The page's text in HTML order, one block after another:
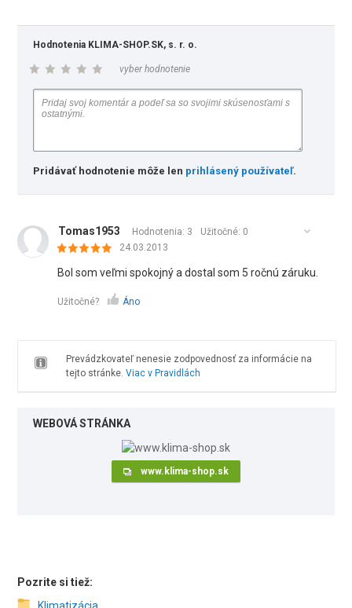
Hodnotenia KLIMA-SHOP.SK, s. r. o.
vyber hodnotenie
Pridávať hodnotenie môže len prihlásený používateľ.
Tomas1953 Hodnotenia: 3 Užitočné: 0
24.03.2013
Bol som veľmi spokojný a dostal som 5 ročnú záruku.
Užitočné? Áno
Prevádzkovateľ nenesie zodpovednosť za informácie na
tejto stránke. Viac v Pravidlách
WEBOVÁ STRÁNKA
www.klima-shop.sk
Pozrite si tiež: